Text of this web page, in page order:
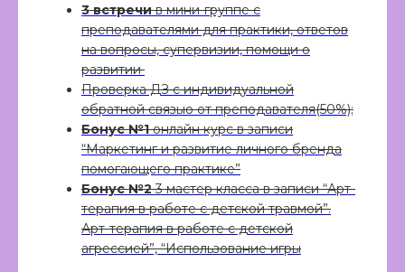
3 встречив мини-группе с
преподавателями для практики, ответов
на вопросы, супервизии, помощи о
развитии
Проверка ДЗ с индивидуальной
обратной связью от преподавателя(50%);
Бонус №1онлайн курс в записи
“Маркетинг и развитие личного бренда
помогающего практике”
Бонус №23 мастер класса в записи “Арт-
терапия в работе с детской травмой”.
Арт-терапия в работе с детской
агрессией”, “Использование игры
Остались вопросы
или нужна консультация?
Мы поможем
Оставить заявку на консультацию